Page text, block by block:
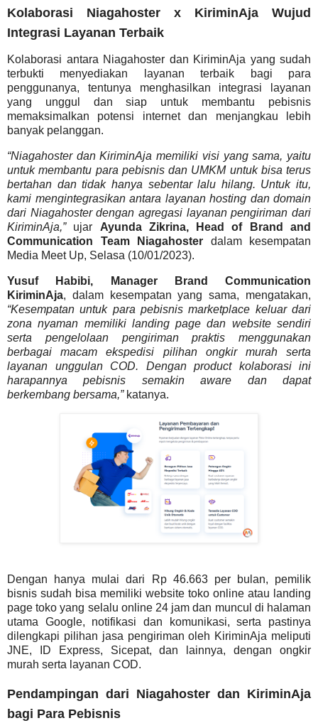
Kolaborasi Niagahoster x KiriminAja Wujud
Integrasi Layanan Terbaik
Kolaborasi antara Niagahoster dan KiriminAja yang sudah
terbukti menyediakan layanan terbaik bagi para
penggunanya, tentunya menghasilkan integrasi layanan
yang unggul dan siap untuk membantu pebisnis
memaksimalkan potensi internet dan menjangkau lebih
banyak pelanggan.
“Niagahoster dan KiriminAja memiliki visi yang sama, yaitu
untuk membantu para pebisnis dan UMKM untuk bisa terus
bertahan dan tidak hanya sebentar lalu hilang. Untuk itu,
kami mengintegrasikan antara layanan hosting dan domain
dari Niagahoster dengan agregasi layanan pengiriman dari
KiriminAja,”ujar Ayunda Zikrina, Head of Brand and
Communication Team Niagahoster dalam kesempatan
Media Meet Up, Selasa (10/01/2023).
Yusuf Habibi, Manager Brand Communication
KiriminAja, dalam kesempatan yang sama, mengatakan,
“Kesempatan untuk para pebisnis marketplace keluar dari
zona nyaman memiliki landing page dan website sendiri
serta pengelolaan pengiriman praktis menggunakan
berbagai macam ekspedisi pilihan ongkir murah serta
layanan unggulan COD. Dengan product kolaborasi ini
harapannya pebisnis semakin aware dan dapat
berkembang bersama,”katanya.
Dengan hanya mulai dari Rp 46.663 per bulan, pemilik
bisnis sudah bisa memiliki website toko online atau landing
page toko yang selalu online 24 jam dan muncul di halaman
utama Google, notifikasi dan komunikasi, serta pastinya
dilengkapi pilihan jasa pengiriman oleh KiriminAja meliputi
JNE, ID Express, Sicepat, dan lainnya, dengan ongkir
murah serta layanan COD.
Pendampingan dari Niagahoster dan KiriminAja
bagi Para Pebisnis